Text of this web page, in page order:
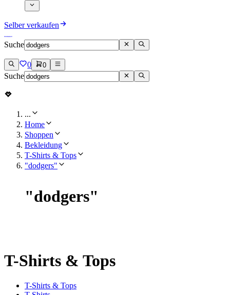
Selber verkaufen
Suche
0 0
Suche
...
Home
Shoppen
Bekleidung
T-Shirts & Tops
"dodgers"
"dodgers"
T-Shirts & Tops
T-Shirts & Tops